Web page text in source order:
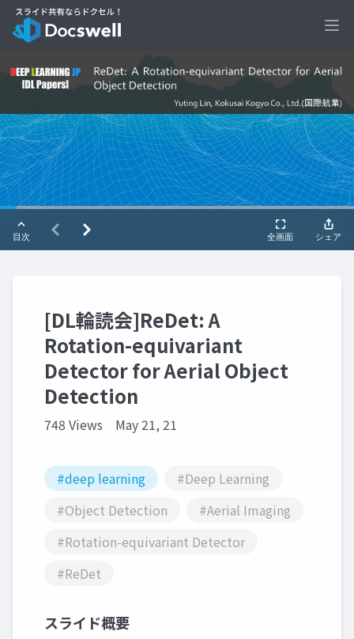
[DL輪読会]ReDet: A
Rotation-equivariant
Detector for Aerial Object
Detection
748 Views May 21, 21
#deep learning
#Deep Learning
#Object Detection
#Aerial Imaging
#Rotation-equivariant Detector
#ReDet
スライド概要